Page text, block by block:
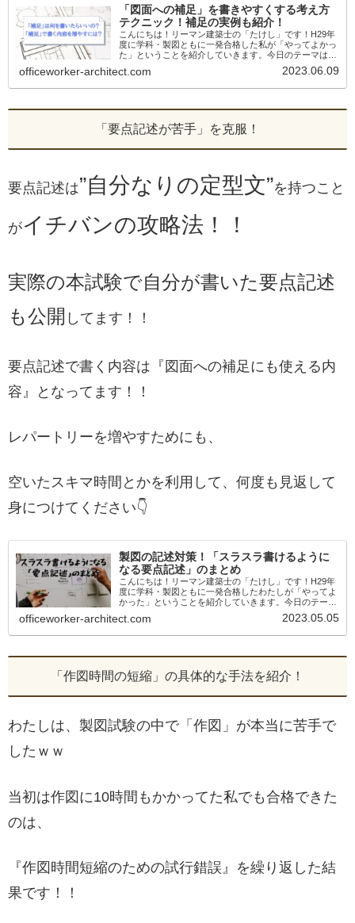
「図面への補足」を書きやすくする考え方
テクニック！補足の実例も紹介！
こんにちは！リーマン建築士の「たけし」です！H29年
度に学科・製図ともに一発合格した私が「やってよかっ
た」ということを紹介していきます。今日のテーマは
【「補足」を書きやすくする考え方テクニック！】近年
の問題文には必ず「図面への補足を明示せよ...
officeworker-architect.com 2023.06.09
「要点記述が苦手」を克服！
要点記述は”自分なりの定型文”を持つこと
がイチバンの攻略法！！
実際の本試験で自分が書いた要点記述
も公開 してます！！
要点記述で書く内容は『図面への補足にも使える内
容』となってます！！
レパートリーを増やすためにも、
空いたスキマ時間とかを利用して、何度も見返して
身につけてください👇
製図の記述対策！「スラスラ書けるように
なる要点記述」のまとめ
こんにちは！リーマン建築士の「たけし」です！H29年
度に学科・製図ともに一発合格したわたしが「やってよ
かった」ということを紹介していきます。今日のテーマ
は製図の記述対策！「スラスラ書けるようになる要点記
述」のまとめ要点記述に時間をかけるのは...
officeworker-architect.com 2023.05.05
「作図時間の短縮」の具体的な手法を紹介！
わたしは、製図試験の中で「作図」が本当に苦手で
したｗｗ
当初は作図に10時間もかかってた私でも合格できた
のは、
『作図時間短縮のための試行錯誤』を繰り返した結
果です！！